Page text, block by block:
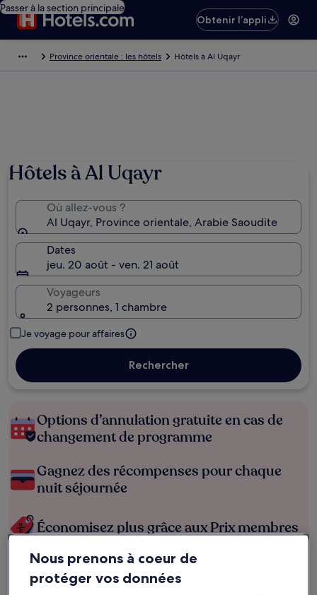
Passer à la section principale
Obtenir l’appli
Province orientale : les hôtels Hôtels à Al Uqayr
Hôtels à Al Uqayr
Où allez-vous ?
Al Uqayr, Province orientale, Arabie Saoudite
Dates
jeu. 20 août - ven. 21 août
Voyageurs
2 personnes, 1 chambre
Je voyage pour affaires
Rechercher
Options d’annulation gratuite en cas de
changement de programme
Gagnez des récompenses pour chaque
nuit séjournée
Économisez plus grâce aux Prix membres
Consultez les prix pour ces dates
Nous prenons à coeur de
protéger vos données